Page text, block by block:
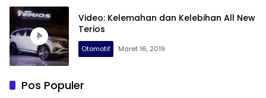
Video: Kelemahan dan Kelebihan All New
Terios
Otomotif Maret 16, 2019
Pos Populer